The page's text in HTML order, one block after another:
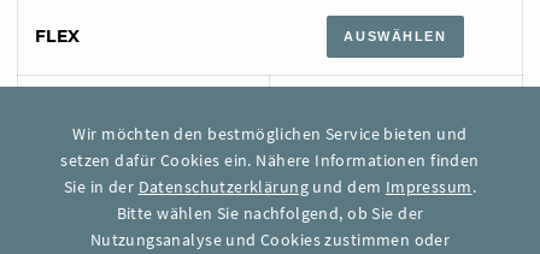
FLEX AUSWÄHLEN
Jede weitere Karte (pro
Monat)
0,07 €*
Enthaltene Karten-Updates Keine
Wir möchten den bestmöglichen Service bieten und
setzen dafür Cookies ein. Nähere Informationen finden
Sie in der Datenschutzerklärung und dem Impressum.
Bitte wählen Sie nachfolgend, ob Sie der
Nutzungsanalyse und Cookies zustimmen oder